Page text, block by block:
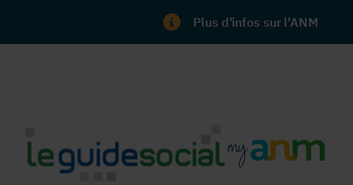
Plus d'infos sur l'ANM